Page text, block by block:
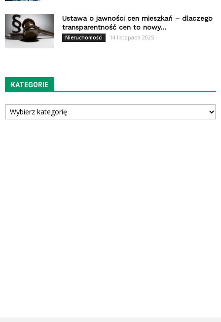
Ustawa o jawności cen mieszkań – dlaczego
transparentność cen to nowy...
Nieruchomości 14 listopada 2025
KATEGORIE
Kategorie